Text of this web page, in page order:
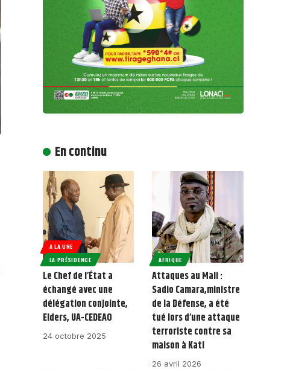
En continu
A LA UNE
LA PRÉSIDENCE
Le Chef de l’État a
échangé avec une
délégation conjointe,
Elders, UA-CEDEAO
24 octobre 2025
AFRIQUE
Attaques au Mali :
Sadio Camara,ministre
de la Défense, a été
tué lors d’une attaque
terroriste contre sa
maison à Kati
26 avril 2026